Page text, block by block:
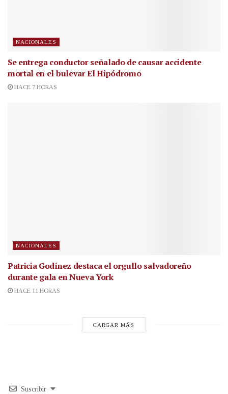
NACIONALES
Se entrega conductor señalado de causar accidente
mortal en el bulevar El Hipódromo
HACE 7 HORAS
NACIONALES
Patricia Godínez destaca el orgullo salvadoreño
durante gala en Nueva York
HACE 11 HORAS
CARGAR MÁS
Suscribir